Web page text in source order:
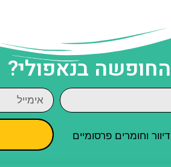
בנאפולי?
וחומרים פרסומיים